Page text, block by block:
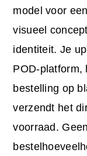
model voor
visueel
identiteit. Je
POD-platform,
bestelling op
verzendt het
voorraad.